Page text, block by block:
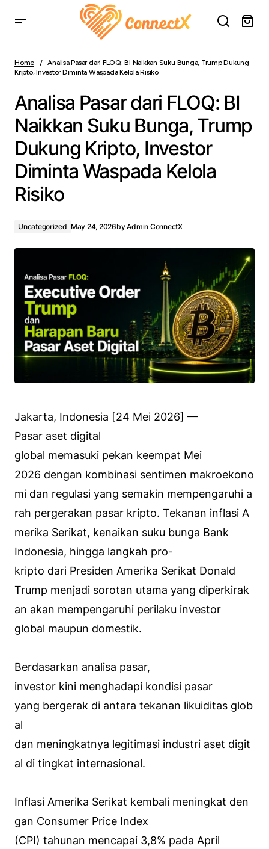
Dukung Kripto, Investor Diminta Waspada Kelola Risiko
Home
Analisa Pasar dari FLOQ: BI Naikkan Suku Bunga, Trump Dukung
Kripto, Investor Diminta Waspada Kelola Risiko
Analisa Pasar dari FLOQ: BI
Naikkan Suku Bunga, Trump
Dukung Kripto, Investor
Diminta Waspada Kelola
Risiko
Uncategorized May 24, 2026byAdmin ConnectX
Jakarta, Indonesia [24 Mei 2026] —
Pasar aset digital
global memasuki pekan keempat Mei
2026 dengan kombinasi sentimen makroekono
mi dan regulasi yang semakin mempengaruhi a
rah pergerakan pasar kripto. Tekanan inflasi A
merika Serikat, kenaikan suku bunga Bank
Indonesia, hingga langkah pro-
kripto dari Presiden Amerika Serikat Donald
Trump menjadi sorotan utama yang diperkirak
an akan mempengaruhi perilaku investor
global maupun domestik.
Berdasarkan analisa pasar,
investor kini menghadapi kondisi pasar
yang bergerak di antara tekanan likuiditas glob
al
dan meningkatnya legitimasi industri aset digit
al di tingkat internasional.
Inflasi Amerika Serikat kembali meningkat den
gan Consumer Price Index
(CPI) tahunan mencapai 3,8% pada April